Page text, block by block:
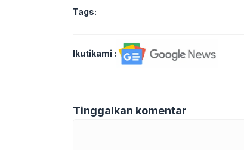
Tags:
Ikutikami :
Tinggalkan komentar